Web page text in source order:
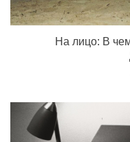
На лицо: В